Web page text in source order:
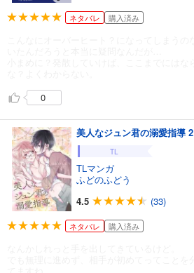
ネタバレ 購入済み
0
美人なジュン君の溺愛指導 2
TL
TLマンガ
ふどのふどう
4.5
(33)
ネタバレ 購入済み